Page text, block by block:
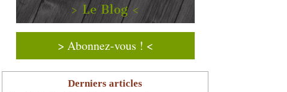
> Le Blog <
> Abonnez-vous ! <
Derniers articles